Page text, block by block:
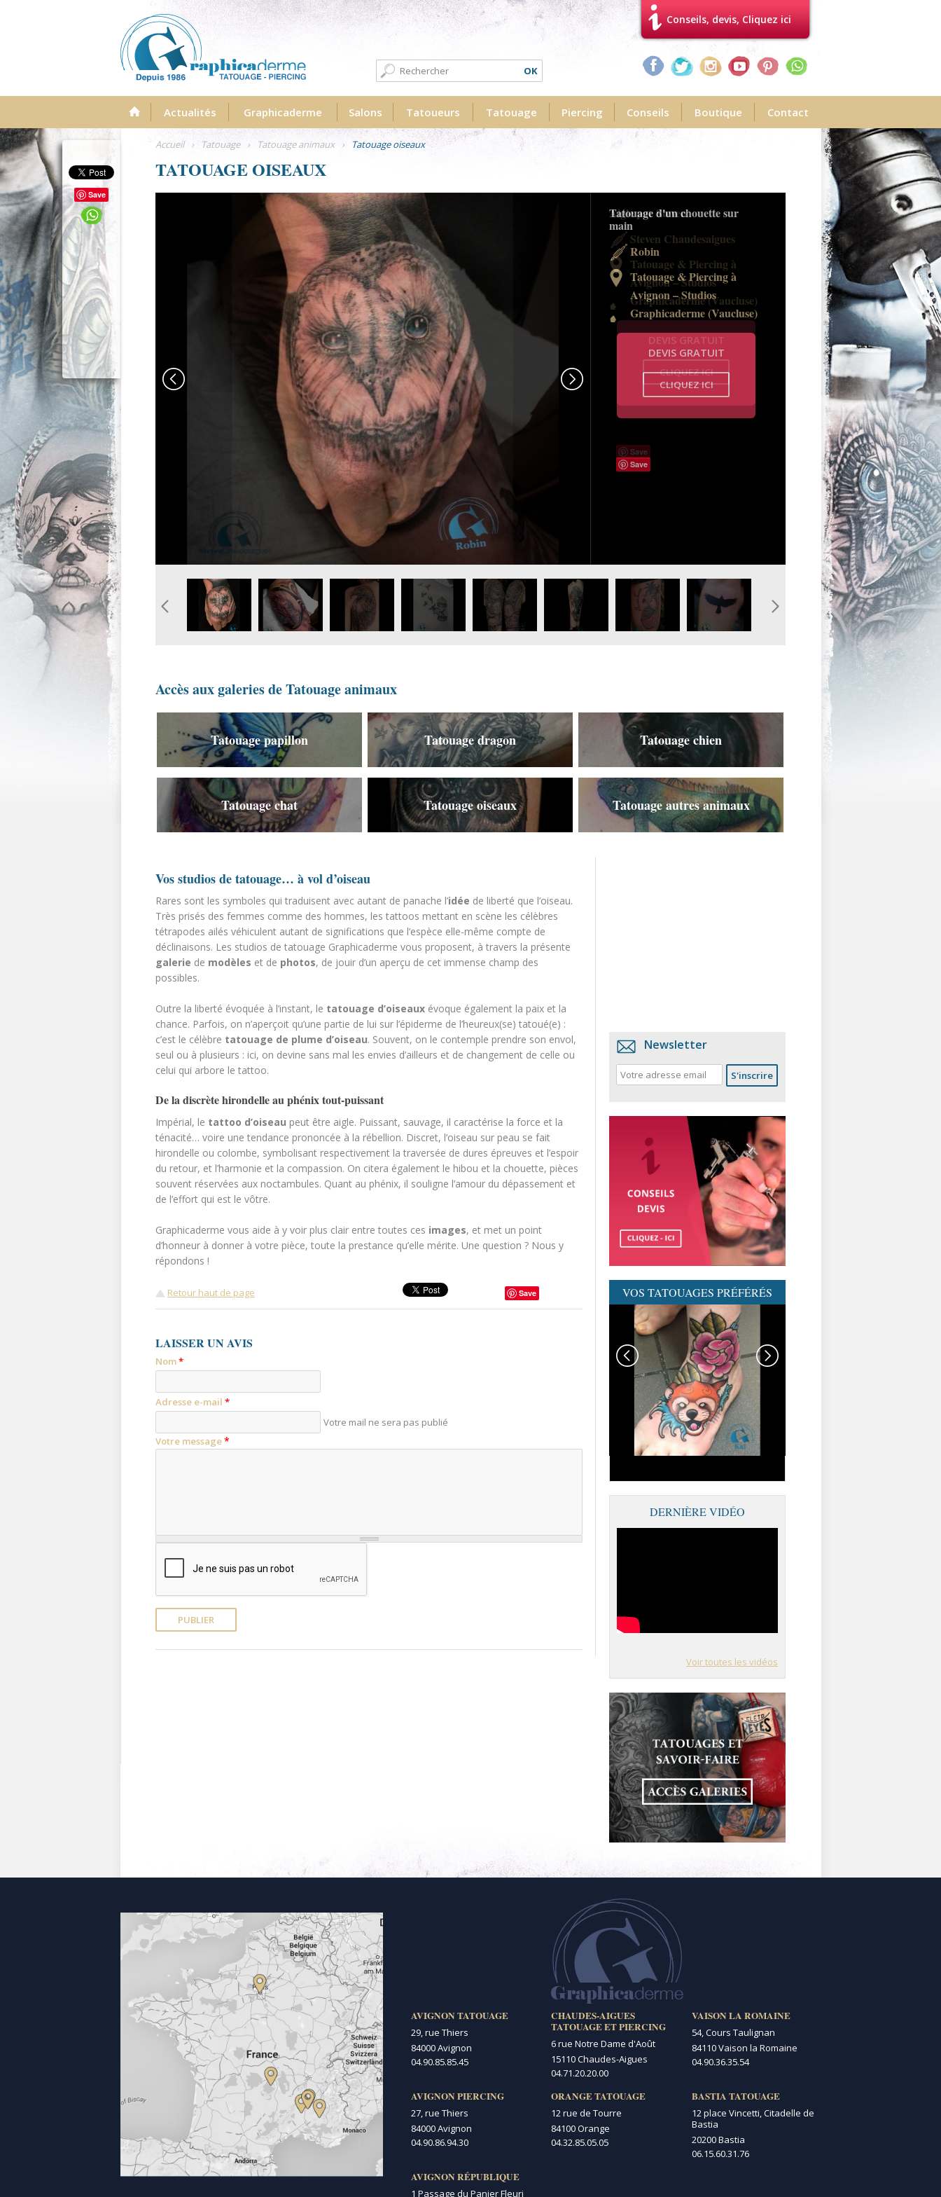
Formulaire de recherche Recherche
Conseils, devis, Cliquez ici
Menu Actualités Graphicaderme Salons Tatoueurs Tatouage Piercing Conseils Boutique Contact
Save
Accueil › Tatouage › Tatouage animaux › Tatouage oiseaux
TATOUAGE OISEAUX
graphicaderme-avignon-aigle-realiste-tatouage.jpg
Aigle par Steven
Steven Chaudesaigues
Tatouage & Piercing à
Avignon – Studios
Graphicaderme (Vaucluse)
DEVIS GRATUIT
CLIQUEZ ICI
Save
graphicaderme-avignon-vaucluse-chouette-tattoo.jpg
graphicaderme-avignon-aigle-realiste-tatouage.jpg
idee-tatouage-aigle-oiseaux-graphicaderme.jpg
idee-tatouage-femme-hirondelle-dos.jpg
idee-tatouage-oiseaux-hibou-rose.jpg
idee-tatouage-oiseaux-mecanique-graphique.jpg
idee-tatouage-oiseaux-toucan-couleur.jpg
modele-tatouage-oiseau-silhouette_0.jpg
tatouage-oiseau-paon-
couleur-graphicaderme_0.jpg
phoenix-tattoo-
graphicaderme-
avignon-color-
tatouage.jpg
Accès aux galeries de Tatouage animaux
Tatouage papillon Tatouage dragon Tatouage chien
Tatouage chat Tatouage oiseaux Tatouage autres animaux
Vos studios de tatouage… à vol d’oiseau
Rares sont les symboles qui traduisent avec autant de panache l’idée de liberté que l’oiseau.
Très prisés des femmes comme des hommes, les tattoos mettant en scène les célèbres
tétrapodes ailés véhiculent autant de significations que l’espèce elle-même compte de
déclinaisons. Les studios de tatouage Graphicaderme vous proposent, à travers la présente
galerie de modèles et de photos, de jouir d’un aperçu de cet immense champ des
possibles.
Outre la liberté évoquée à l’instant, le tatouage d’oiseaux évoque également la paix et la
chance. Parfois, on n’aperçoit qu’une partie de lui sur l’épiderme de l’heureux(se) tatoué(e) :
c’est le célèbre tatouage de plume d’oiseau. Souvent, on le contemple prendre son envol,
seul ou à plusieurs : ici, on devine sans mal les envies d’ailleurs et de changement de celle ou
celui qui arbore le tattoo.
De la discrète hirondelle au phénix tout-puissant
Impérial, le tattoo d’oiseau peut être aigle. Puissant, sauvage, il caractérise la force et la
ténacité… voire une tendance prononcée à la rébellion. Discret, l’oiseau sur peau se fait
hirondelle ou colombe, symbolisant respectivement la traversée de dures épreuves et l’espoir
du retour, et l’harmonie et la compassion. On citera également le hibou et la chouette, pièces
souvent réservées aux noctambules. Quant au phénix, il souligne l’amour du dépassement et
de l’effort qui est le vôtre.
Graphicaderme vous aide à y voir plus clair entre toutes ces images, et met un point
d’honneur à donner à votre pièce, toute la prestance qu’elle mérite. Une question ? Nous y
répondons !
Retour haut de page Save
LAISSER UN AVIS
Nom*
Adresse e-mail *
Votre mail ne sera pas publié
Votre message*
Newsletter
VOS TATOUAGES PRÉFÉRÉS
GRAPHICADERME-
TATOUAGENEOTRAD-
NEOTRAD-AVIGNON-
MEILLEURSTATOUEURS
DERNIÈRE VIDÉO
Voir toutes les vidéos
AVIGNON TATOUAGE
29, rue Thiers
84000 Avignon
04.90.85.85.45
AVIGNON PIERCING
27, rue Thiers
84000 Avignon
04.90.86.94.30
AVIGNON RÉPUBLIQUE
1 Passage du Panier Fleuri
CHAUDES-AIGUES
TATOUAGE ET PIERCING
6 rue Notre Dame d'Août
15110 Chaudes-Aigues
04.71.20.20.00
ORANGE TATOUAGE
12 rue de Tourre
84100 Orange
04.32.85.05.05
VAISON LA ROMAINE
54, Cours Taulignan
84110 Vaison la Romaine
04.90.36.35.54
BASTIA TATOUAGE
12 place Vincetti, Citadelle de
Bastia
20200 Bastia
06.15.60.31.76